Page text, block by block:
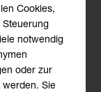
Cookies,
Steuerung
notwendig
oder zur
werden. Sie